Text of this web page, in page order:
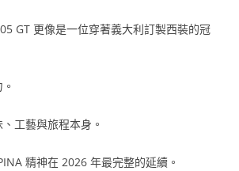
GT 更像是一位穿著義大利訂製西裝的冠
工藝與旅程本身。
精神在 2026 年最完整的延續。